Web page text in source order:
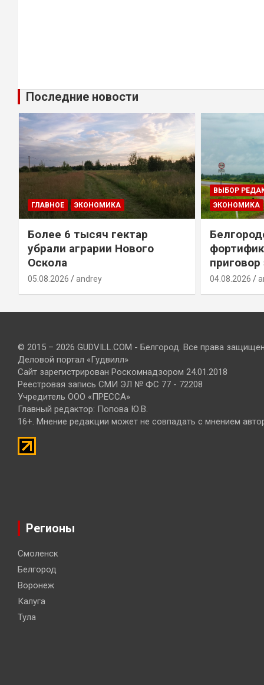
Последние новости
ГЛАВНОЕ ЭКОНОМИКА
Более 6 тысяч гектар
убрали аграрии Нового
Оскола
05.08.2026 andrey
ВЫБОР
ЭКОНОМИКА
04.08.2026
© 2015 – 2026 GUDVILL.COM - Белгород. Все права
Деловой портал «Гудвилл»
Сайт зарегистрирован Роскомнадзором 24.01.2018
Реестровая запись СМИ ЭЛ № ФС 77 - 72208
Учредитель ООО «ПРЕССА»
Главный редактор: Попова Ю.В.
16+. Мнение редакции может не совпадать с мнением
Регионы
Смоленск
Белгород
Воронеж
Калуга
Тула